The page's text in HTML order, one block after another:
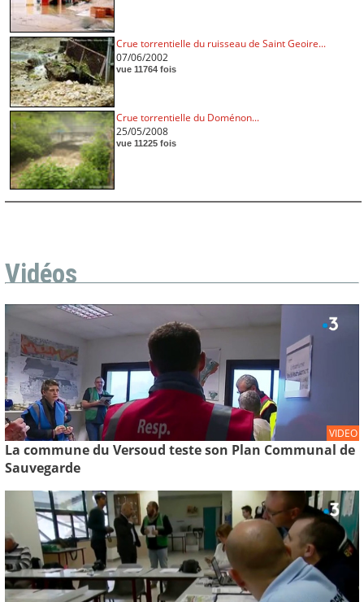
Crue torrentielle du ruisseau de Saint Geoire...
07/06/2002
vue 11764 fois
Crue torrentielle du Doménon...
25/05/2008
vue 11225 fois
Vidéos
VIDEO
La commune du Versoud teste son Plan Communal de
Sauvegarde